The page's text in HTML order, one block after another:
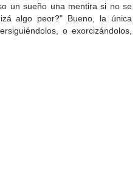
un sueño una mentira si no se
algo peor?" Bueno, la única
o exorcizándolos,